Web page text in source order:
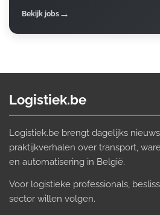
Bekijk jobs
Logistiek.be
Logistiek.be brengt dagelijks
praktijkverhalen over transport,
en automatisering in België.
Voor logistieke professionals,
sector willen volgen.